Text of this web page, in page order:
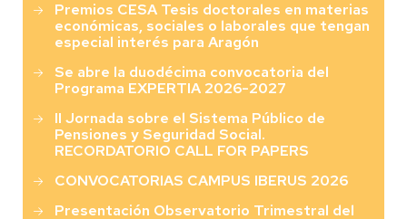
Premios CESA Tesis doctorales en materias
económicas, sociales o laborales que tengan
especial interés para Aragón
Se abre la duodécima convocatoria del
Programa EXPERTIA 2026-2027
II Jornada sobre el Sistema Público de
Pensiones y Seguridad Social.
RECORDATORIO CALL FOR PAPERS
CONVOCATORIAS CAMPUS IBERUS 2026
Presentación Observatorio Trimestral del